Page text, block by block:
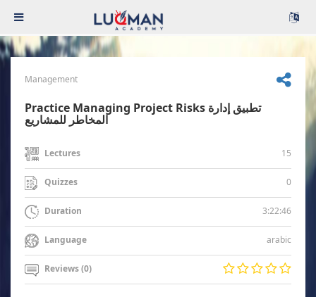
Management
Practice Managing Project Risks تطبيق إدارة
المخاطر للمشاريع
Lectures 15
Quizzes 0
Duration 3:22:46
Language arabic
Reviews (0)